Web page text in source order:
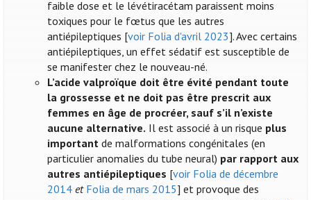
faible dose et le lévétiracétam paraissent moins
toxiques pour le fœtus que les autres
antiépileptiques [voir Folia d'avril 2023]. Avec certains
antiépileptiques, un effet sédatif est susceptible de
se manifester chez le nouveau-né.
L’acide valproïque doit être évité pendant toute
la grossesse et ne doit pas être prescrit aux
femmes en âge de procréer, sauf s’il n’existe
aucune alternative. Il est associé à un risque plus
important de malformations congénitales (en
particulier anomalies du tube neural) par rapport aux
autres antiépileptiques [voir Folia de décembre
2014 et Folia de mars 2015] et provoque des